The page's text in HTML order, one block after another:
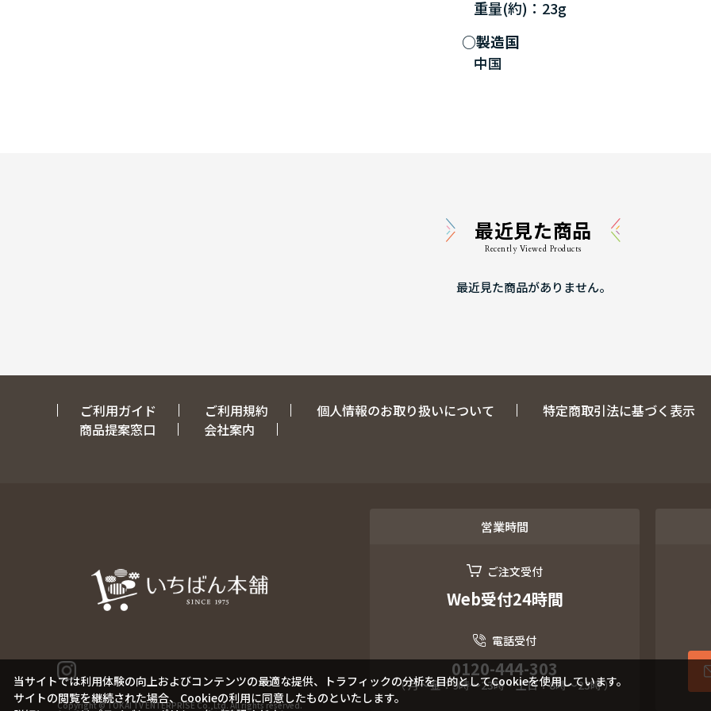
重量(約)：23g
製造国
中国
最近見た商品
Recently Viewed Products
最近見た商品がありません。
ご利用ガイド ご利用規約 個人情報のお取り扱いについて 特定商取引法に基づく表示
商品提案窓口
会社案内
Copyright © TOKAI TV ENTERPRISE Co.,Ltd. All rights reserved.
営業時間
ご注文受付
Web受付24時間
電話受付
0120-444-303
（ 月～金：9時～23時・土日：8時～23時 ）
当サイトでは利用体験の向上およびコンテンツの最適な提供、トラフィックの分析を目的としてCookieを使用しています。
サイトの閲覧を継続された場合、Cookieの利用に同意したものといたします。